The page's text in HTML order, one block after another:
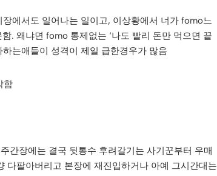
에서도 일어나는 일이고, 이상황에서 너가 fomo느
. 왜냐면 fomo 통제없는 ‘나도 빨리 돈만 먹으면 끝
는애들이 성격이 제일 급한경우가 많음
함
간장에는 결국 뒷통수 후려갈기는 사기꾼부터 우매
다팔아버리고 본장에 재진입하거나 아예 그시간대는